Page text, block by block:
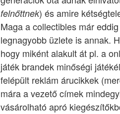
felnőttnek) és amire
Maga a collectibles már
legnagyobb üzlete is annak.
hogy miként alakult át pl. a
játék brandek minőségi
felépült reklám árucikkek
mára a vezető címek
vásárolható apró